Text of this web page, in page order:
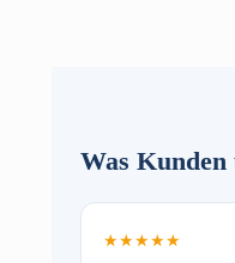
Was Kunden
★★★★★